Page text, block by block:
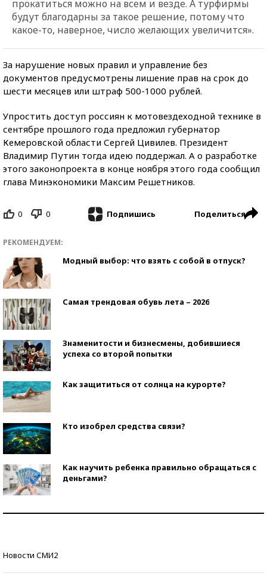
прокатиться можно на всем и везде. А турфирмы
будут благодарны за такое решение, потому что
какое-то, наверное, число желающих увеличится».
За нарушение новых правил и управление без
документов предусмотрены лишение прав на срок до
шести месяцев или штраф 500-1000 рублей.
Упростить доступ россиян к мотовездеходной технике в
сентябре прошлого года предложил губернатор
Кемеровской области Сергей Цивилев. Президент
Владимир Путин тогда идею поддержал. А о разработке
этого законопроекта в конце ноября этого года сообщил
глава Минэкономики Максим Решетников.
0 0 Подпишись Поделиться
РЕКОМЕНДУЕМ:
Модный выбор: что взять с собой в отпуск?
Самая трендовая обувь лета – 2026
Знаменитости и бизнесмены, добившиеся
успеха со второй попытки
Как защититься от солнца на курорте?
Кто изобрел средства связи?
Как научить ребенка правильно обращаться с
деньгами?
Новости СМИ2